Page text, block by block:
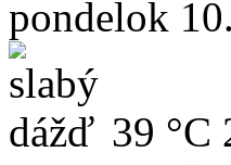
pondelok
39 °C